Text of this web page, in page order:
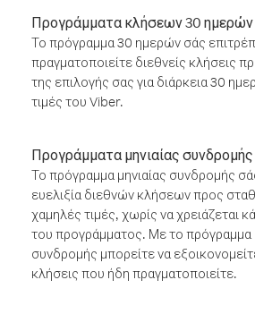
Προγράμματα κλήσεων 30 ημερών
Το πρόγραμμα 30 ημερών σάς
πραγματοποιείτε διεθνείς κλήσεις
της επιλογής σας για διάρκεια 30
τιμές του Viber.
Προγράμματα μηνιαίας συνδρομής
Το πρόγραμμα μηνιαίας συνδρομής
ευελιξία διεθνών κλήσεων προς
χαμηλές τιμές, χωρίς να χρειάζεται
του προγράμματος. Με το πρόγραμμα
συνδρομής μπορείτε να
κλήσεις που ήδη πραγματοποιείτε.